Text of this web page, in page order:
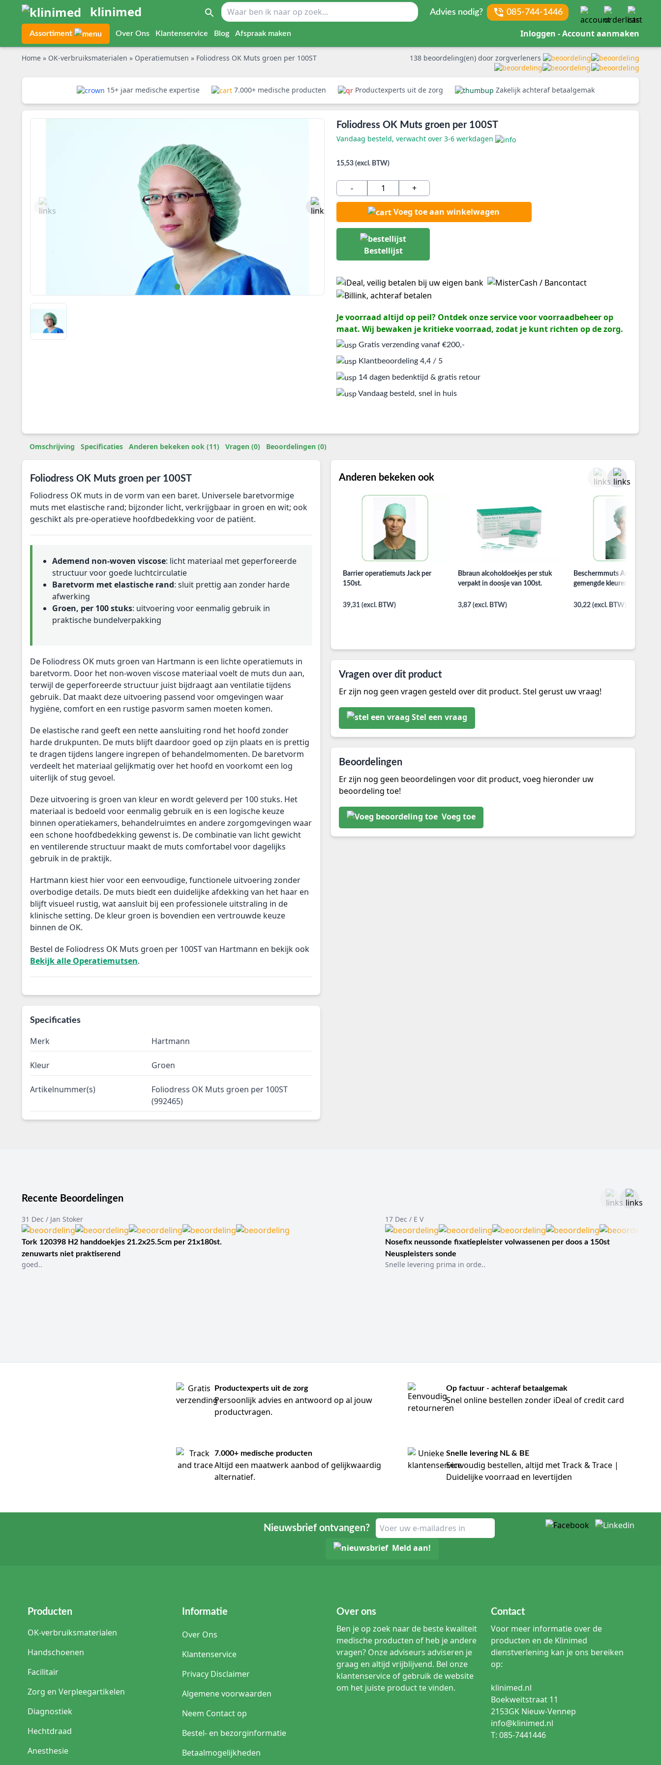
klinimed Advies nodig? 085-744-1446
Assortiment Over Ons Klantenservice Blog Afspraak maken Inloggen - Account aanmaken
Home » OK-verbruiksmaterialen » Operatiemutsen » Foliodress OK Muts groen per 100ST 138 beoordeling(en) door zorgverleners
15+ jaar medische expertise 7.000+ medische producten Productexperts uit de zorg Zakelijk achteraf betaalgemak
Foliodress OK Muts groen per 100ST
Vandaag besteld, verwacht over 3-6 werkdagen
15,53 (excl. BTW)
- +
Voeg toe aan winkelwagen
Bestellijst
Je voorraad altijd op peil? Ontdek onze service voor voorraadbeheer op
maat. Wij bewaken je kritieke voorraad, zodat je kunt richten op de zorg.
Gratis verzending vanaf €200,-
Klantbeoordeling 4,4 / 5
14 dagen bedenktijd & gratis retour
Vandaag besteld, snel in huis
Omschrijving Specificaties Anderen bekeken ook (11) Vragen (0) Beoordelingen (0)
Foliodress OK Muts groen per 100ST
Foliodress OK muts in de vorm van een baret. Universele baretvormige
muts met elastische rand; bijzonder licht, verkrijgbaar in groen en wit; ook
geschikt als pre-operatieve hoofdbedekking voor de patiënt.
Ademend non-woven viscose: licht materiaal met geperforeerde
structuur voor goede luchtcirculatie
Baretvorm met elastische rand: sluit prettig aan zonder harde
afwerking
Groen, per 100 stuks: uitvoering voor eenmalig gebruik in
praktische bundelverpakking
De Foliodress OK muts groen van Hartmann is een lichte operatiemuts in
baretvorm. Door het non-woven viscose materiaal voelt de muts dun aan,
terwijl de geperforeerde structuur juist bijdraagt aan ventilatie tijdens
gebruik. Dat maakt deze uitvoering passend voor omgevingen waar
hygiëne, comfort en een rustige pasvorm samen moeten komen.
De elastische rand geeft een nette aansluiting rond het hoofd zonder
harde drukpunten. De muts blijft daardoor goed op zijn plaats en is prettig
te dragen tijdens langere ingrepen of behandelmomenten. De baretvorm
verdeelt het materiaal gelijkmatig over het hoofd en voorkomt een log
uiterlijk of stug gevoel.
Deze uitvoering is groen van kleur en wordt geleverd per 100 stuks. Het
materiaal is bedoeld voor eenmalig gebruik en is een logische keuze
binnen operatiekamers, behandelruimtes en andere zorgomgevingen waar
een schone hoofdbedekking gewenst is. De combinatie van licht gewicht
en ventilerende structuur maakt de muts comfortabel voor dagelijks
gebruik in de praktijk.
Hartmann kiest hier voor een eenvoudige, functionele uitvoering zonder
overbodige details. De muts biedt een duidelijke afdekking van het haar en
blijft visueel rustig, wat aansluit bij een professionele uitstraling in de
klinische setting. De kleur groen is bovendien een vertrouwde keuze
binnen de OK.
Bestel de Foliodress OK Muts groen per 100ST van Hartmann en bekijk ook
Bekijk alle Operatiemutsen.
Specificaties
Merk Hartmann
Kleur Groen
Artikelnummer(s)
Foliodress OK Muts groen per 100ST
(992465)
Anderen bekeken ook
Barrier operatiemuts Jack per
150st.
39,31 (excl. BTW)
Bbraun alcoholdoekjes per stuk
verpakt in doosje van 100st.
3,87 (excl. BTW)
Beschermmuts Annie 150st.
gemengde kleuren
30,22 (excl. BTW)
Vragen over dit product
Er zijn nog geen vragen gesteld over dit product. Stel gerust uw vraag!
Stel een vraag
Beoordelingen
Er zijn nog geen beoordelingen voor dit product, voeg hieronder uw
beoordeling toe!
Voeg toe
Recente Beoordelingen
31 Dec / Jan Stoker
Tork 120398 H2 handdoekjes 21.2x25.5cm per 21x180st.
zenuwarts niet praktiserend
goed..
17 Dec / E V
Nosefix neussonde fixatiepleister volwassenen per doos a 150st
Neuspleisters sonde
Snelle levering prima in orde..
Productexperts uit de zorg
Persoonlijk advies en antwoord op al jouw
productvragen.
Op factuur - achteraf betaalgemak
Snel online bestellen zonder iDeal of credit card
7.000+ medische producten
Altijd een maatwerk aanbod of gelijkwaardig
alternatief.
Snelle levering NL & BE
Eenvoudig bestellen, altijd met Track & Trace |
Duidelijke voorraad en levertijden
Nieuwsbrief ontvangen?
Meld aan!
Producten
OK-verbruiksmaterialen
Handschoenen
Facilitair
Zorg en Verpleegartikelen
Diagnostiek
Hechtdraad
Anesthesie
Informatie
Over Ons
Klantenservice
Privacy Disclaimer
Algemene voorwaarden
Neem Contact op
Bestel- en bezorginformatie
Betaalmogelijkheden
Over ons
Ben je op zoek naar de beste kwaliteit
medische producten of heb je andere
vragen? Onze adviseurs adviseren je
graag en altijd vrijblijvend. Bel onze
klantenservice of gebruik de website
om het juiste product te vinden.
Contact
Voor meer informatie over de
producten en de Klinimed
dienstverlening kan je ons bereiken
op:
klinimed.nl
Boekweitstraat 11
2153GK Nieuw-Vennep
info@klinimed.nl
T: 085-7441446